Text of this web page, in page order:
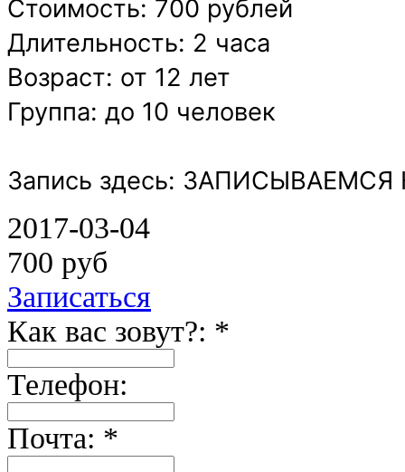
Стоимость: 700 рублей
Длительность: 2 часа
Возраст: от 12 лет
Группа: до 10 человек
Запись здесь:
2017-03-04
700 руб
Записаться
Как вас зовут?: *
Телефон:
Почта: *